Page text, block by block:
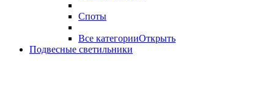
Споты
Все категорииОткрыть
Подвесные светильники